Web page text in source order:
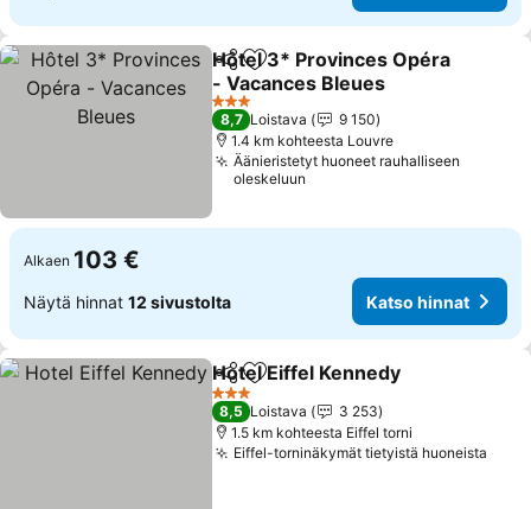
Jaa Lisää suosikkeihin
Hôtel 3* Provinces Opéra
- Vacances Bleues
3 Tähtiluokitus
8,7 Loistava
9 150
1.4 km kohteesta Louvre
Äänieristetyt huoneet rauhalliseen
oleskeluun
Alkaen 103 €
Näytä hinnat 12 sivustolta Katso hinnat
Jaa Lisää suosikkeihin
Hotel Eiffel Kennedy
3 Tähtiluokitus
8,5 Loistava
3 253
1.5 km kohteesta Eiffel torni
Eiffel-torninäkymät tietyistä huoneista